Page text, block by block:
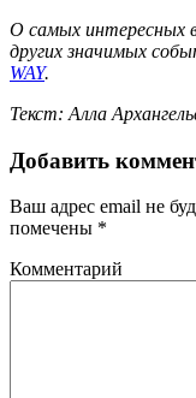
О самых интересных
других значимых
WAY.
Текст: Алла
Добавить
Ваш адрес email не
помечены *
Комментарий